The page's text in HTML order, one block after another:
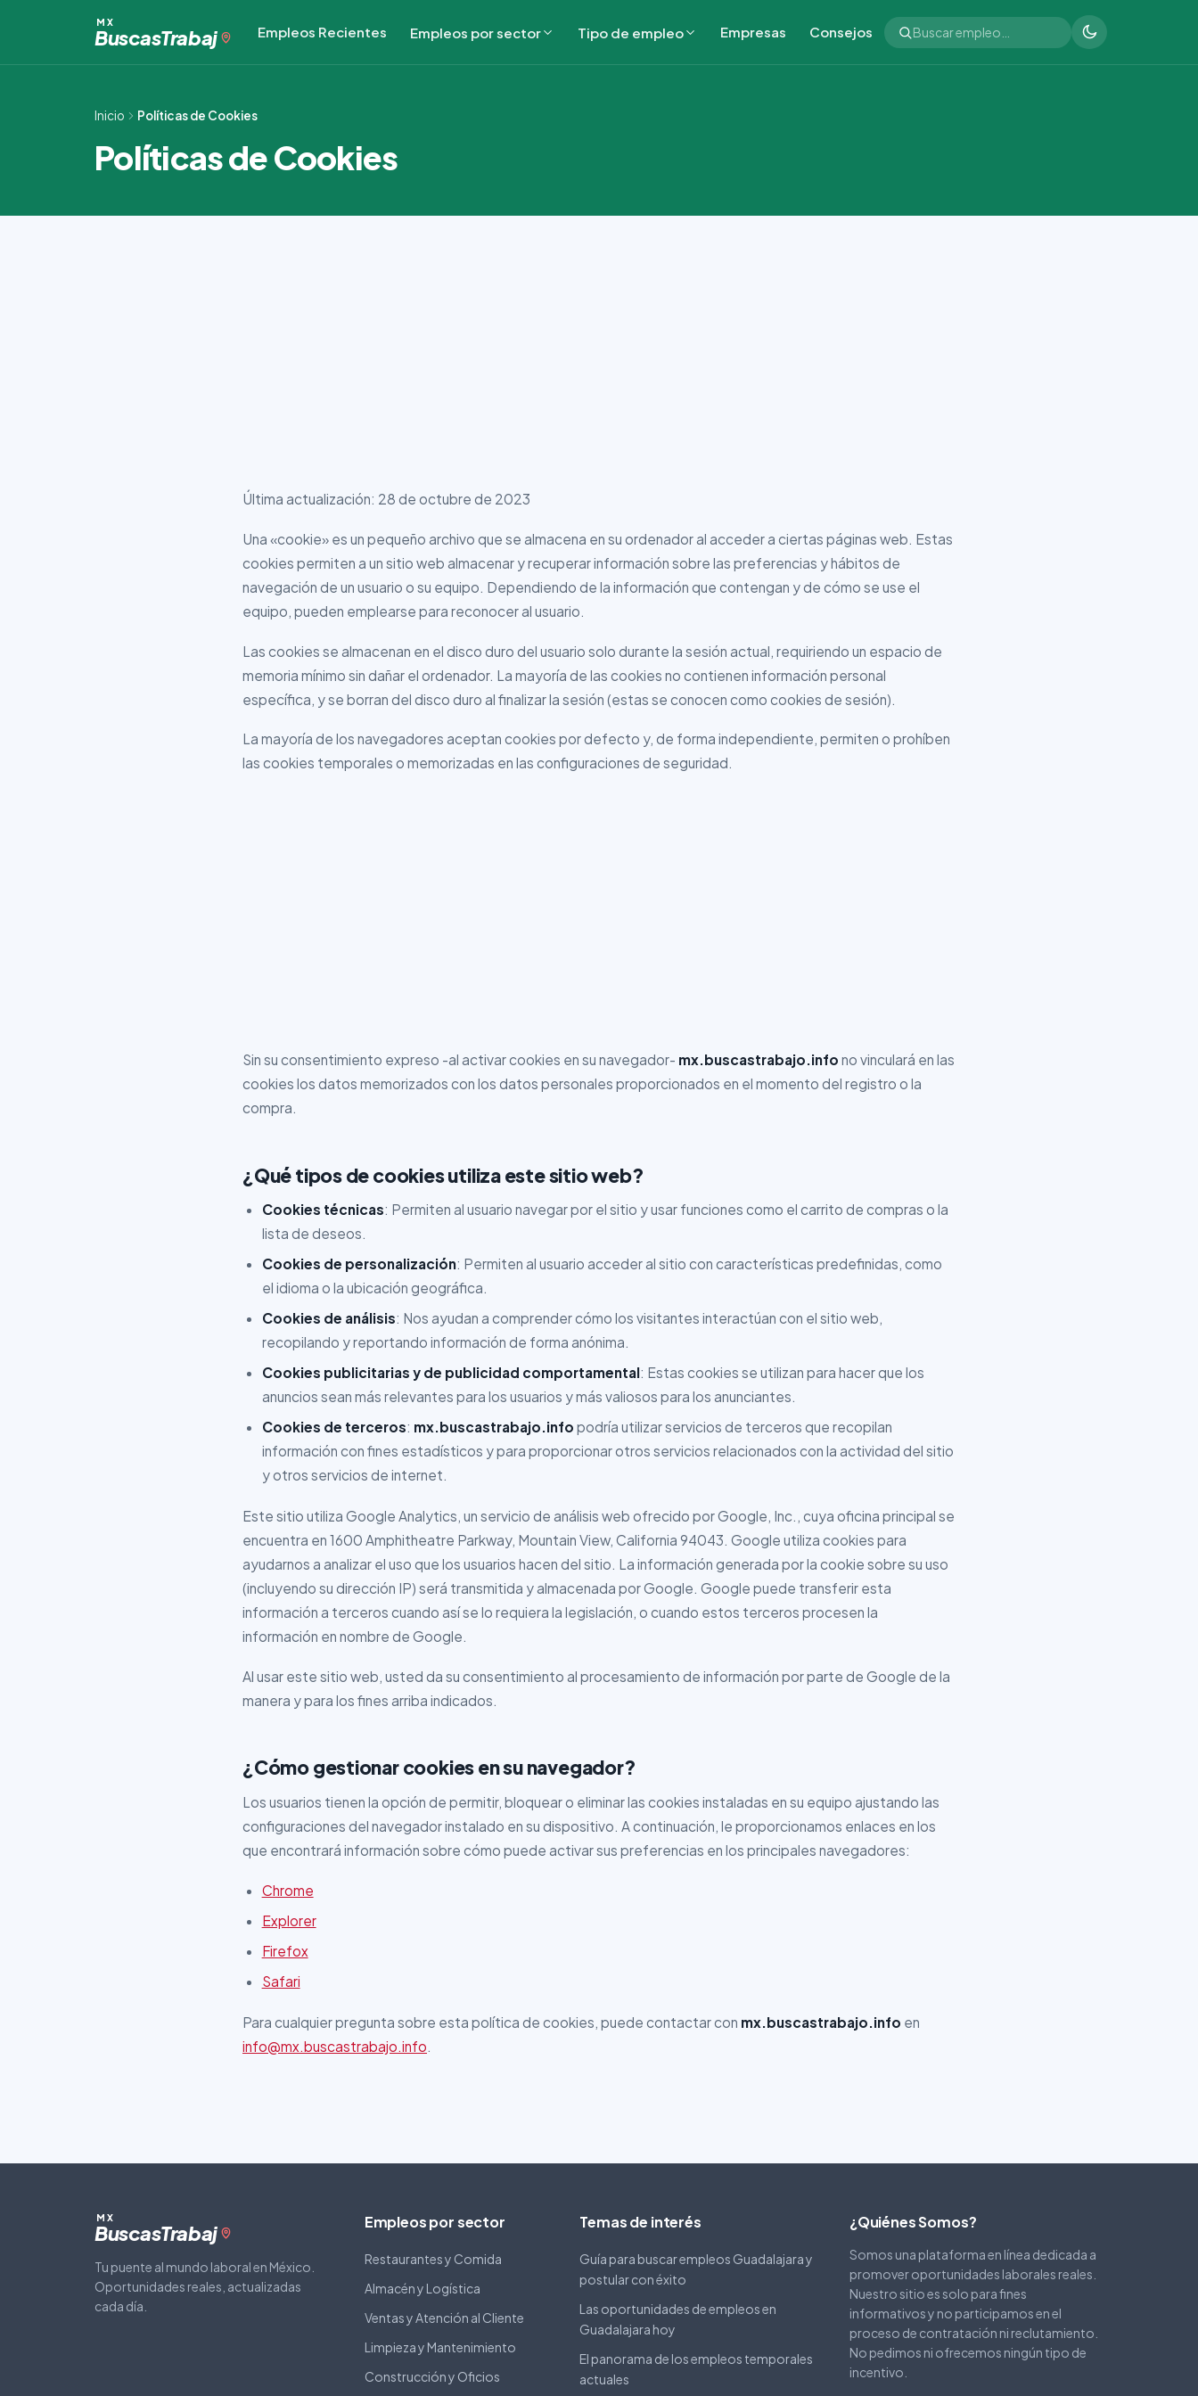
MX
BuscasTrabaj Empleos Recientes Empleos por sector Tipo de empleo Empresas Consejos
Inicio Políticas de Cookies
Políticas de Cookies
Última actualización: 28 de octubre de 2023
Una «cookie» es un pequeño archivo que se almacena en su ordenador al acceder a ciertas páginas web. Estas
cookies permiten a un sitio web almacenar y recuperar información sobre las preferencias y hábitos de
navegación de un usuario o su equipo. Dependiendo de la información que contengan y de cómo se use el
equipo, pueden emplearse para reconocer al usuario.
Las cookies se almacenan en el disco duro del usuario solo durante la sesión actual, requiriendo un espacio de
memoria mínimo sin dañar el ordenador. La mayoría de las cookies no contienen información personal
específica, y se borran del disco duro al finalizar la sesión (estas se conocen como cookies de sesión).
La mayoría de los navegadores aceptan cookies por defecto y, de forma independiente, permiten o prohíben
las cookies temporales o memorizadas en las configuraciones de seguridad.
Sin su consentimiento expreso -al activar cookies en su navegador- mx.buscastrabajo.info no vinculará en las
cookies los datos memorizados con los datos personales proporcionados en el momento del registro o la
compra.
¿Qué tipos de cookies utiliza este sitio web?
Cookies técnicas: Permiten al usuario navegar por el sitio y usar funciones como el carrito de compras o la
lista de deseos.
Cookies de personalización: Permiten al usuario acceder al sitio con características predefinidas, como
el idioma o la ubicación geográfica.
Cookies de análisis: Nos ayudan a comprender cómo los visitantes interactúan con el sitio web,
recopilando y reportando información de forma anónima.
Cookies publicitarias y de publicidad comportamental: Estas cookies se utilizan para hacer que los
anuncios sean más relevantes para los usuarios y más valiosos para los anunciantes.
Cookies de terceros: mx.buscastrabajo.info podría utilizar servicios de terceros que recopilan
información con fines estadísticos y para proporcionar otros servicios relacionados con la actividad del sitio
y otros servicios de internet.
Este sitio utiliza Google Analytics, un servicio de análisis web ofrecido por Google, Inc., cuya oficina principal se
encuentra en 1600 Amphitheatre Parkway, Mountain View, California 94043. Google utiliza cookies para
ayudarnos a analizar el uso que los usuarios hacen del sitio. La información generada por la cookie sobre su uso
(incluyendo su dirección IP) será transmitida y almacenada por Google. Google puede transferir esta
información a terceros cuando así se lo requiera la legislación, o cuando estos terceros procesen la
información en nombre de Google.
Al usar este sitio web, usted da su consentimiento al procesamiento de información por parte de Google de la
manera y para los fines arriba indicados.
¿Cómo gestionar cookies en su navegador?
Los usuarios tienen la opción de permitir, bloquear o eliminar las cookies instaladas en su equipo ajustando las
configuraciones del navegador instalado en su dispositivo. A continuación, le proporcionamos enlaces en los
que encontrará información sobre cómo puede activar sus preferencias en los principales navegadores:
Chrome
Explorer
Firefox
Safari
Para cualquier pregunta sobre esta política de cookies, puede contactar con mx.buscastrabajo.info en
info@mx.buscastrabajo.info
MX
BuscasTrabaj
Tu puente al mundo laboral en México.
Oportunidades reales, actualizadas
cada día.
Empleos por sector
Restaurantes y Comida
Almacén y Logística
Ventas y Atención al Cliente
Limpieza y Mantenimiento
Construcción y Oficios
Temas de interés
Guía para buscar empleos Guadalajara y
postular con éxito
Las oportunidades de empleos en
Guadalajara hoy
El panorama de los empleos temporales
actuales
¿Quiénes Somos?
Somos una plataforma en línea dedicada a
promover oportunidades laborales reales.
Nuestro sitio es solo para fines
informativos y no participamos en el
proceso de contratación ni reclutamiento.
No pedimos ni ofrecemos ningún tipo de
incentivo.